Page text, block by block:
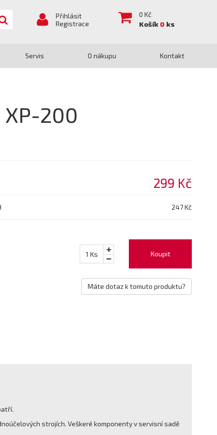
Přihlásit
Registrace
0 Kč
Košík 0 ks
Servis O nákupu Kontakt
XP-200
299 Kč
247 Kč
Koupit
1 Ks
Máte dotaz k tomuto produktu?
strojích. Veškeré komponenty v servisní sadě